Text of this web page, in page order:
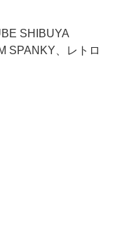
SHIBUYA
SPANKY、レトロ